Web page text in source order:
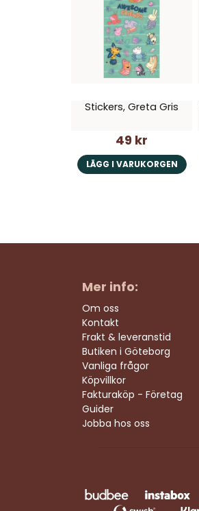
Stickers, Greta Gris
49 kr
LÄGG I VARUKORGEN
Mer info:
Om oss
Kontakt
Frakt & leveranstid
Butiken i Göteborg
Vanliga frågor
Köpvillkor
Fakturaköp - Företag
Guider
Jobba hos oss